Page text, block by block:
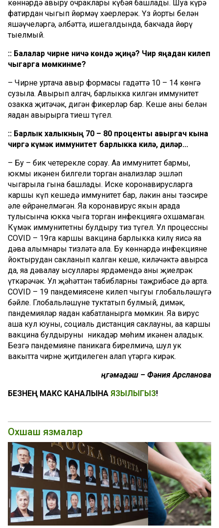
көннәрдә авыру очраклары күбәя башлады. Шуңа күрә
фатирдан чыгып йөрмәү хәерлерәк. Үз йорты белән
яшәүчеләргә, әлбәттә, ишегалдында, бакчада йөрү
тыелмый.
:: Балалар чирне ничә көндә җиңә? Чир яңадан килеп
чыгарга мөмкинме?
– Чирнең уртача авыр формасы гадәттә 10 – 14 көнгә
сузыла. Авырып алгач, барлыкка килгән иммунитет
озакка җитәчәк, дигән фикерләр бар. Кеше аның белән
яңадан авырырга тиеш түгел.
:: Барлык халыкның 70 – 80 проценты авыргач кына
чиргә күмәк иммунитет барлыкка килә, диләр...
– Бу – бик четерекле сорау. Аңа иммунитет бармы,
юкмы икәнен билгели торган анализлар эшләп
чыгарыла гына башлады. Иске коронавирусларга
каршы күп кешедә иммунитет бар, ләкин аның тәэсире
әле өйрәнелмәгән. Яңа коронавирус якын арада
тулысынча юкка чыга торган инфекциягә охшамаган.
Күмәк иммунитетны булдыру тиз түгел. Ул процессны
COVID – 19га каршы вакцина барлыкка килү яисә яңа
дәва алымнары тизләтә ала. Бу көннәрдә инфекцияне
йоктырудан сакланып калган кеше, киләчәктә авырса
да, яңа дәвалау ысуллары ярдә­мен­дә аны җиңелрәк
үткәрәчәк. Ул җәһәттән табибларның тәҗрибәсе дә арта.
COVID – 19 пандемиясенең килеп чыгуы глобальләшүгә
бәйле. Глобальләшүне туктатып булмый, димәк,
пандемияләр яңадан кабатланыр­га мөмкин. Яңа вирус
аша кул юуның, социаль дистанция саклауның, аңа каршы
вакцина булдыруның никадәр мөһим икәнен аңладык.
Безгә пандемияне паникага бирелмичә, шул ук
вакытта чирнең җитдилеген аңлап үтәргә кирәк.
Әңгәмәдәш – Фәния Арсланова
БЕЗНЕҢ МАКС КАНАЛЫНА ЯЗЫЛЫГЫЗ!
Охшаш язмалар